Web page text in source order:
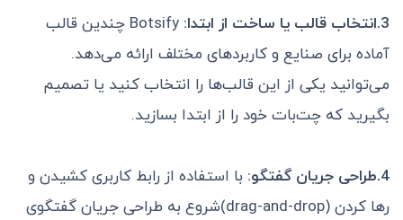
3.انتخاب قالب یا ساخت از ابتدا:
Botsify چندین قالب
آماده برای صنایع و کاربردهای مختلف ارائه می‌دهد.
می‌توانید یکی از این قالب‌ها را انتخاب کنید یا تصمیم
بگیرید که چت‌بات خود را از ابتدا بسازید.
4.طراحی جریان گفتگو:
با استفاده از رابط کاربری کشیدن و
رها کردن (drag-and-drop)شروع به طراحی جریان گفتگوی